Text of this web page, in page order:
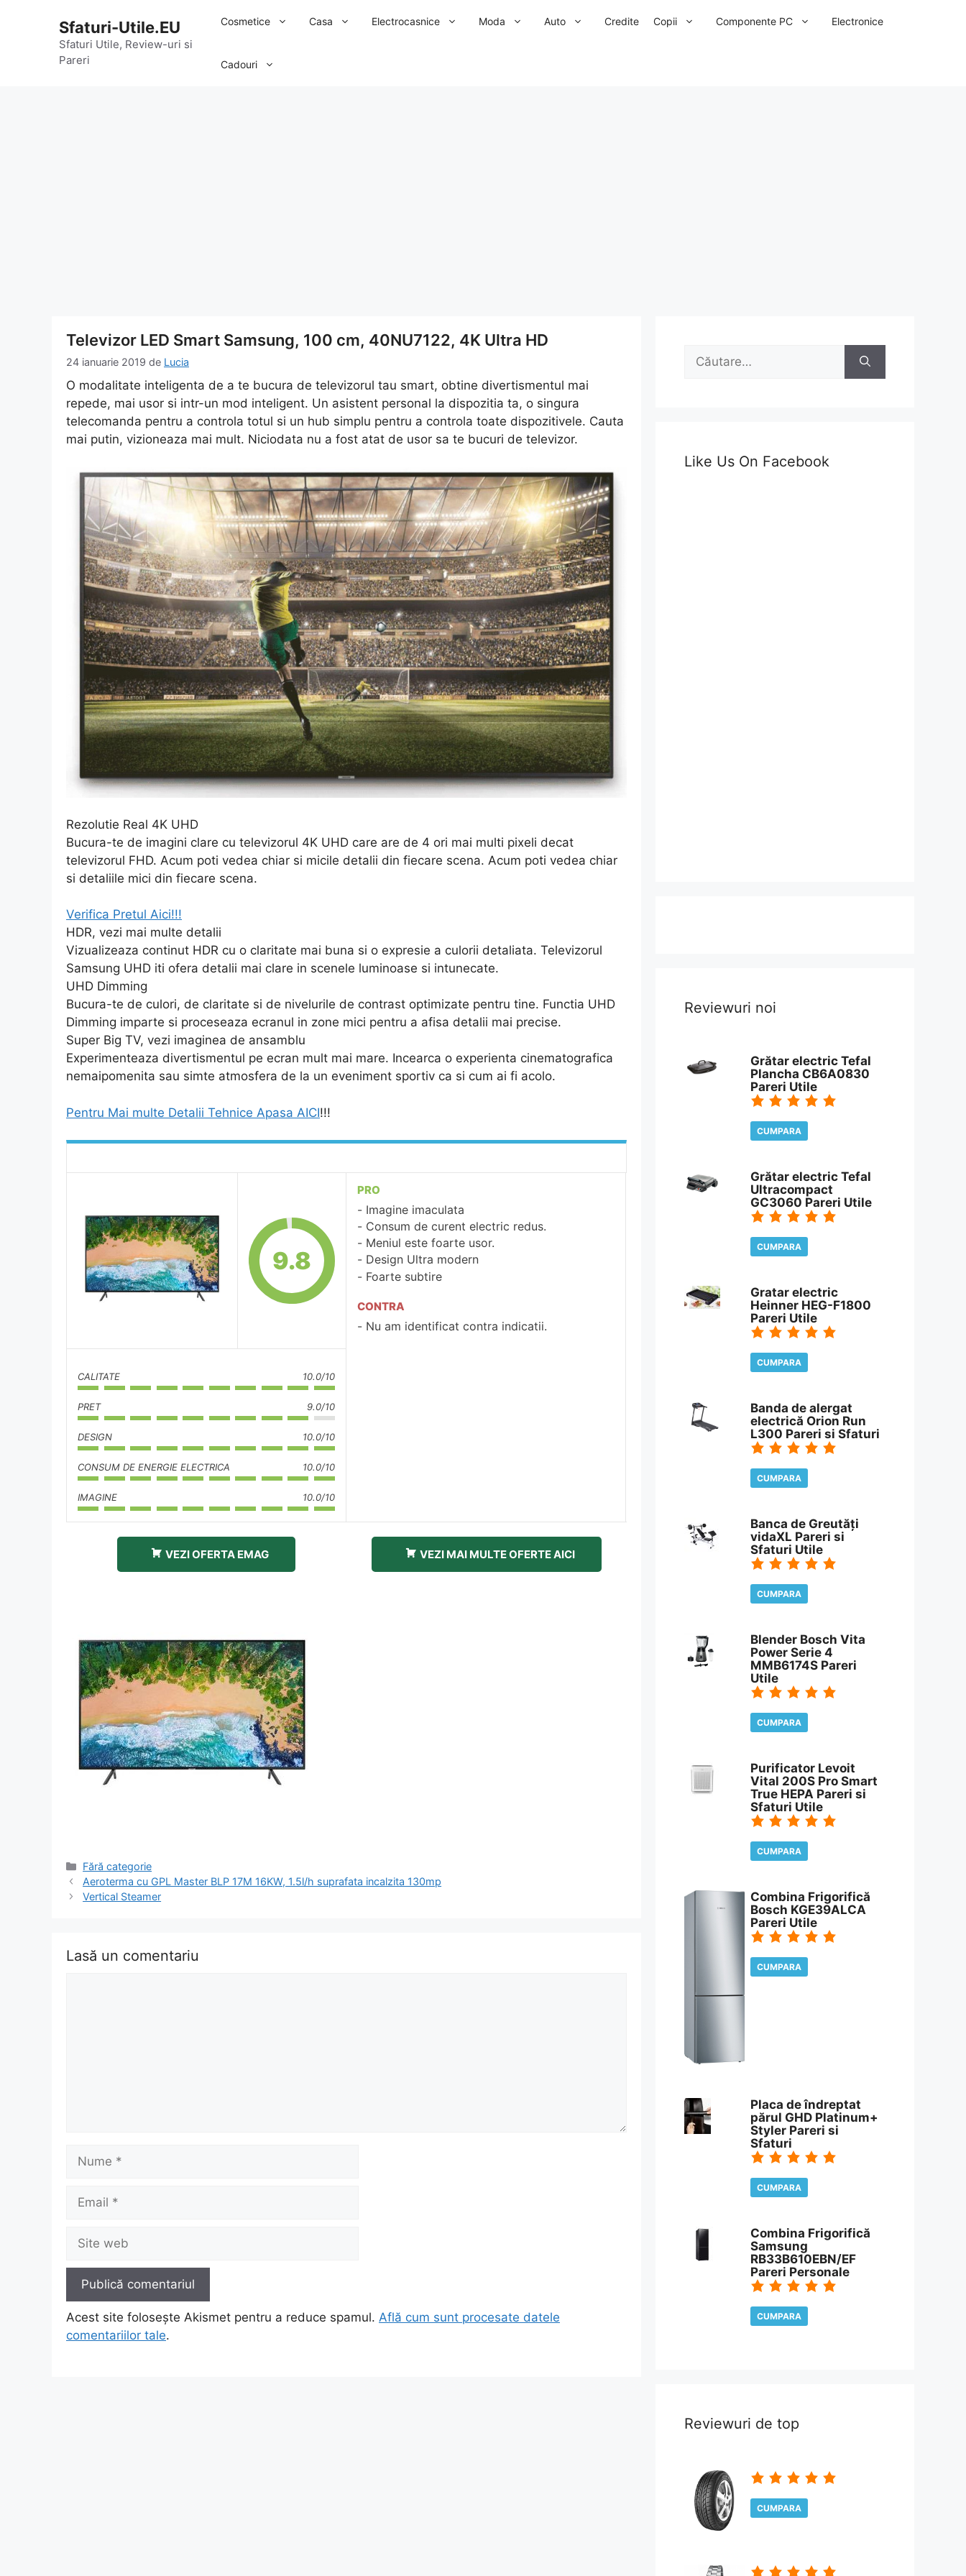
Sfaturi-Utile.EU
Sfaturi Utile, Review-uri si
Pareri
Cosmetice Casa Electrocasnice Moda Auto Credite Copii Componente PC Electronice
Cadouri
Televizor LED Smart Samsung, 100 cm, 40NU7122, 4K Ultra HD
24 ianuarie 2019 de Lucia
O modalitate inteligenta de a te bucura de televizorul tau smart, obtine divertismentul mai
repede, mai usor si intr-un mod inteligent. Un asistent personal la dispozitia ta, o singura
telecomanda pentru a controla totul si un hub simplu pentru a controla toate dispozitivele. Cauta
mai putin, vizioneaza mai mult. Niciodata nu a fost atat de usor sa te bucuri de televizor.
Rezolutie Real 4K UHD
Bucura-te de imagini clare cu televizorul 4K UHD care are de 4 ori mai multi pixeli decat
televizorul FHD. Acum poti vedea chiar si micile detalii din fiecare scena. Acum poti vedea chiar
si detaliile mici din fiecare scena.
Verifica Pretul Aici!!!
HDR, vezi mai multe detalii
Vizualizeaza continut HDR cu o claritate mai buna si o expresie a culorii detaliata. Televizorul
Samsung UHD iti ofera detalii mai clare in scenele luminoase si intunecate.
UHD Dimming
Bucura-te de culori, de claritate si de nivelurile de contrast optimizate pentru tine. Functia UHD
Dimming imparte si proceseaza ecranul in zone mici pentru a afisa detalii mai precise.
Super Big TV, vezi imaginea de ansamblu
Experimenteaza divertismentul pe ecran mult mai mare. Incearca o experienta cinematografica
nemaipomenita sau simte atmosfera de la un eveniment sportiv ca si cum ai fi acolo.
Pentru Mai multe Detalii Tehnice Apasa AICI!!!
9.8
CALITATE 10.0/10
PRET 9.0/10
DESIGN 10.0/10
CONSUM DE ENERGIE ELECTRICA 10.0/10
IMAGINE 10.0/10
PRO
Imagine imaculata
Consum de curent electric redus.
Meniul este foarte usor.
Design Ultra modern
Foarte subtire
CONTRA
Nu am identificat contra indicatii.
VEZI OFERTA EMAG VEZI MAI MULTE OFERTE AICI
Categorii
Fără categorie
Navigare
în
Aeroterma cu GPL Master BLP 17M 16KW, 1.5l/h suprafata incalzita 130mp
Vertical Steamer
Lasă un comentariu
web
Acest site folosește Akismet pentru a reduce spamul. Află cum sunt procesate datele
comentariilor tale.
Caută
Like Us On Facebook
Reviewuri noi
Grătar electric Tefal
Plancha CB6A0830
Pareri Utile
CUMPARA
Grătar electric Tefal
Ultracompact
GC3060 Pareri Utile
CUMPARA
Gratar electric
Heinner HEG-F1800
Pareri Utile
CUMPARA
Banda de alergat
electrică Orion Run
L300 Pareri si Sfaturi
CUMPARA
Banca de Greutăți
vidaXL Pareri si
Sfaturi Utile
CUMPARA
Blender Bosch Vita
Power Serie 4
MMB6174S Pareri
Utile
CUMPARA
Purificator Levoit
Vital 200S Pro Smart
True HEPA Pareri si
Sfaturi Utile
CUMPARA
Combina Frigorifică
Bosch KGE39ALCA
Pareri Utile
CUMPARA
Placa de îndreptat
părul GHD Platinum+
Styler Pareri si
Sfaturi
CUMPARA
Combina Frigorifică
Samsung
RB33B610EBN/EF
Pareri Personale
CUMPARA
Reviewuri de top
CUMPARA